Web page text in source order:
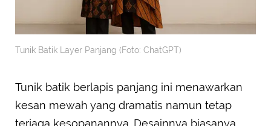
Tunik Batik Layer Panjang (Foto: ChatGPT)
Tunik batik berlapis panjang ini menawarkan
kesan mewah yang dramatis namun tetap
terjaga kesopanannya. Desainnya biasanya